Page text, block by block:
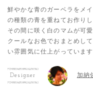
鮮やかな青のガーベラをメ
の種類の青を重ねてお作りし
その間に咲く白のマムが可
クールなお色でおまとめし
い雰囲気に仕上がっています
Designer 加納